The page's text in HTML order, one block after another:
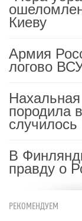
Киеву
Армия
логово
породила
случилось
В
правду о
РЕКОМЕНДУЕМ